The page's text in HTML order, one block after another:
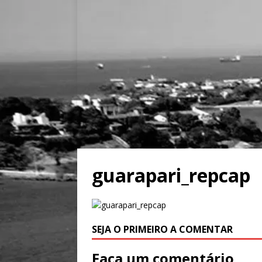
guarapari_repcap
SEJA O PRIMEIRO A COMENTAR
Faça um comentário